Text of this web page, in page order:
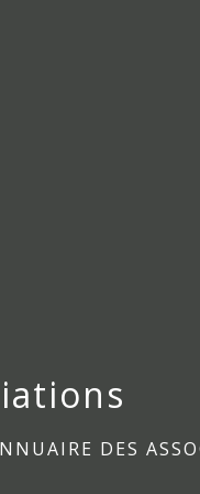
DES